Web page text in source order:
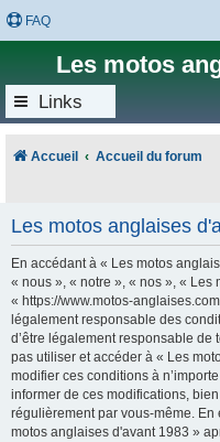
FAQ
Les motos
Links
Accueil Accueil du forum
Les motos anglaises
En accédant à « Les motos
« nous », « notre », « nos », «
« https://www.motos-
légalement responsable des
d’être légalement responsable
pas utiliser et accéder à « Les
modifier ces conditions à
informer de ces modifications,
régulièrement par vous-même.
motos anglaises d'avant 1983 »